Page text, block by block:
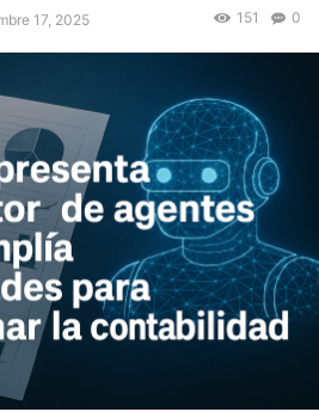
17, 2025 0
151